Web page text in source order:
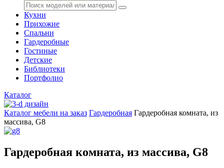
Кухни
Прихожие
Спальни
Гардеробные
Гостиные
Детские
Библиотеки
Портфолио
Каталог
Каталог мебели на заказ Гардеробная Гардеробная комната, из
массива, G8
Гардеробная комната, из массива, G8